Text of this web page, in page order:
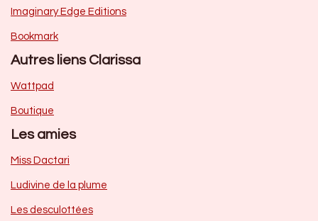
Imaginary Edge Editions
Bookmark
Autres liens Clarissa
Wattpad
Boutique
Les amies
Miss Dactari
Ludivine de la plume
Les desculottées